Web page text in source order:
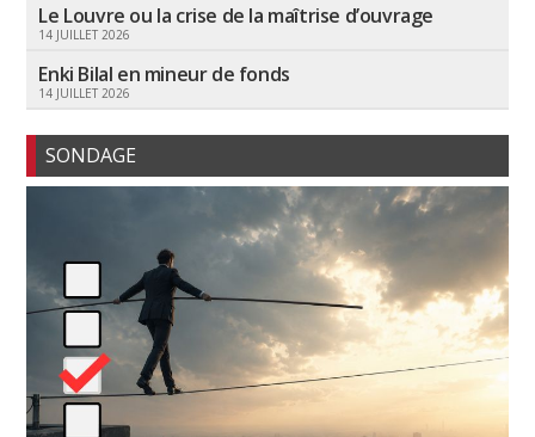
Le Louvre ou la crise de la maîtrise d’ouvrage
14 JUILLET 2026
Enki Bilal en mineur de fonds
14 JUILLET 2026
SONDAGE